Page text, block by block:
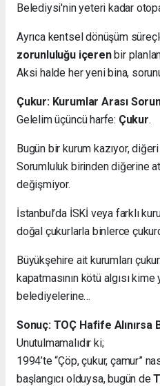
Belediysi'nin yeteri kadar
Ayrıca kentsel dönüşüm
zorunluluğu içerenbir
Aksi halde her yeni bina,
Çukur: Kurumlar Arası
Gelelim üçüncü harfe: Çukur.
Bugün bir kurum kazıyor,
Sorumluluk birinden diğerine
değişmiyor.
İstanbul’da İSKİ veya farklı
doğal çukurlarla binlerce
Büyükşehire ait kurumları
kapatmasının kötü algısı
belediyelerine…
Sonuç: TOÇ Hafife Alınırsa
Unutulmamalıdır ki;
1994’te “Çöp, çukur, çamur”
başlangıcı olduysa, bugün de